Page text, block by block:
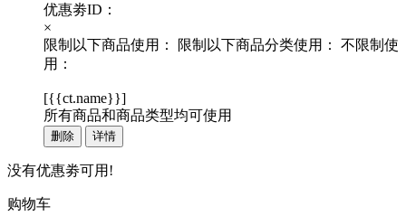
优惠劵ID：
×
限制以下商品使用：
限制以下商品分类使用：
不限制使
用：
[{{ct.name}}]
所有商品和商品类型均可使用
删除 详情
没有优惠劵可用!
购物车